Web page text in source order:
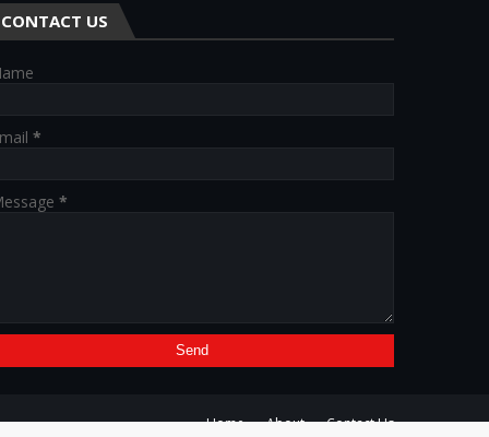
CONTACT US
*
*
Home About Contact Us